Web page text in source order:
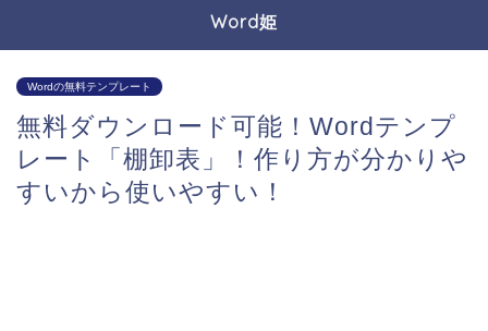
Word姫
Wordの無料テンプレート
無料ダウンロード可能！Wordテンプ
レート「棚卸表」！作り方が分かりや
すいから使いやすい！